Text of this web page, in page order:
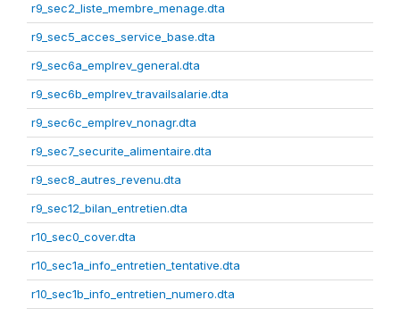
r9_sec2_liste_membre_menage.dta
r9_sec5_acces_service_base.dta
r9_sec6a_emplrev_general.dta
r9_sec6b_emplrev_travailsalarie.dta
r9_sec6c_emplrev_nonagr.dta
r9_sec7_securite_alimentaire.dta
r9_sec8_autres_revenu.dta
r9_sec12_bilan_entretien.dta
r10_sec0_cover.dta
r10_sec1a_info_entretien_tentative.dta
r10_sec1b_info_entretien_numero.dta